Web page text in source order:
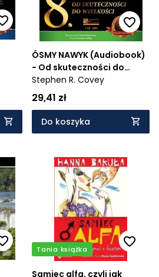
ÓSMY NAWYK (Audiobook)
- Od skuteczności do
wielkości
Stephen R. Covey
29,41 zł
Do koszyka
Tania książka
Samiec alfa, czyli jak